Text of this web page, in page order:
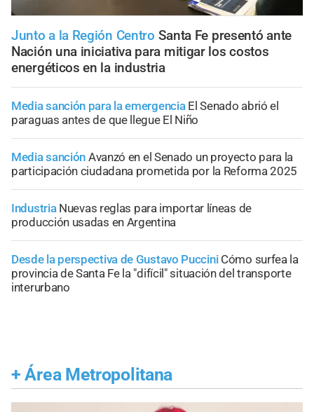
Junto a la Región Centro Santa Fe presentó ante
Nación una iniciativa para mitigar los costos
energéticos en la industria
Media sanción para la emergencia El Senado abrió el
paraguas antes de que llegue El Niño
Media sanción Avanzó en el Senado un proyecto para la
participación ciudadana prometida por la Reforma 2025
Industria Nuevas reglas para importar líneas de
producción usadas en Argentina
Desde la perspectiva de Gustavo Puccini Cómo surfea la
provincia de Santa Fe la "difícil" situación del transporte
interurbano
+ Área Metropolitana